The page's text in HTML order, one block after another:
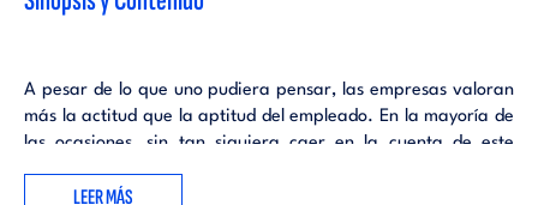
A pesar de lo que uno pudiera pensar, las empresas valoran
más la actitud que la aptitud del empleado. En la mayoría de
las ocasiones, sin tan siquiera caer en la cuenta de este
paradigma, casi todos creen que lo único importante son los
conocimientos y la experiencia previa; sin embargo a la hora
LEER MÁS